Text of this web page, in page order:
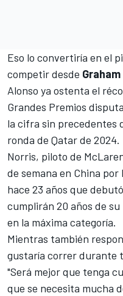
Eso lo convertiría en el
competir desde Graham
Alonso ya ostenta el
Grandes Premios
la cifra sin precedentes
ronda de Qatar de 2024.
Norris, piloto de
de semana en China
hace 23 años que
cumplirán 20 años de
en la máxima categoría.
Mientras también
gustaría correr durante
"Será mejor que tenga
que se necesita mucha